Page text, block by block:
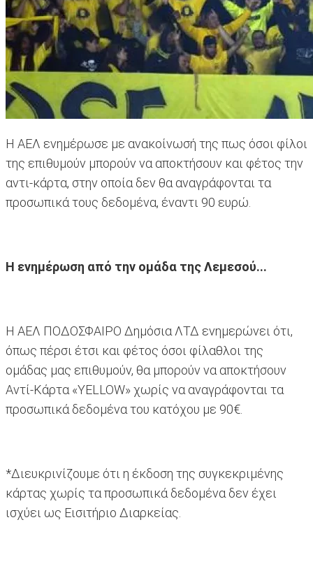
Η ΑΕΛ ενημέρωσε με ανακοίνωσή της πως όσοι φίλοι
της επιθυμούν μπορούν να αποκτήσουν και φέτος την
αντι-κάρτα, στην οποία δεν θα αναγράφονται τα
προσωπικά τους δεδομένα, έναντι 90 ευρώ.
Η ενημέρωση από την ομάδα της Λεμεσού...
Η ΑΕΛ ΠΟΔΟΣΦΑΙΡΟ Δημόσια ΛΤΔ ενημερώνει ότι,
όπως πέρσι έτσι και φέτος όσοι φίλαθλοι της
ομάδας μας επιθυμούν, θα μπορούν να αποκτήσουν
Αντί-Κάρτα «YELLOW» χωρίς να αναγράφονται τα
προσωπικά δεδομένα του κατόχου με 90€.
*Διευκρινίζουμε ότι η έκδοση της συγκεκριμένης
κάρτας χωρίς τα προσωπικά δεδομένα δεν έχει
ισχύει ως Εισιτήριο Διαρκείας.